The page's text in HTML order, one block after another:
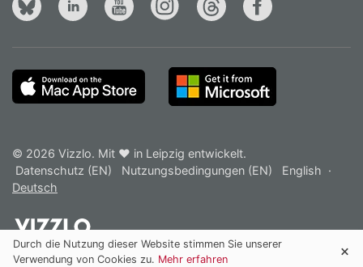
© 2026 Vizzlo. Mit ❤ in Leipzig entwickelt.
Datenschutz (EN)
Nutzungsbedingungen (EN) English ·
Deutsch
Durch die Nutzung dieser Website stimmen Sie unserer
Verwendung von Cookies zu. Mehr erfahren